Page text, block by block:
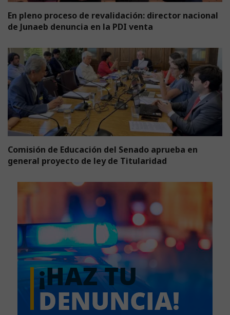
En pleno proceso de revalidación: director nacional
de Junaeb denuncia en la PDI venta
Comisión de Educación del Senado aprueba en
general proyecto de ley de Titularidad